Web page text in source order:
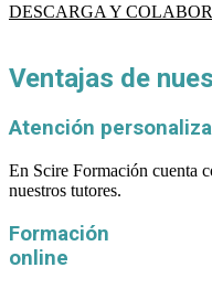
DESCARGA Y
Ventajas de
Atención
En Scire Formación cuenta
nuestros tutores.
Formación
online